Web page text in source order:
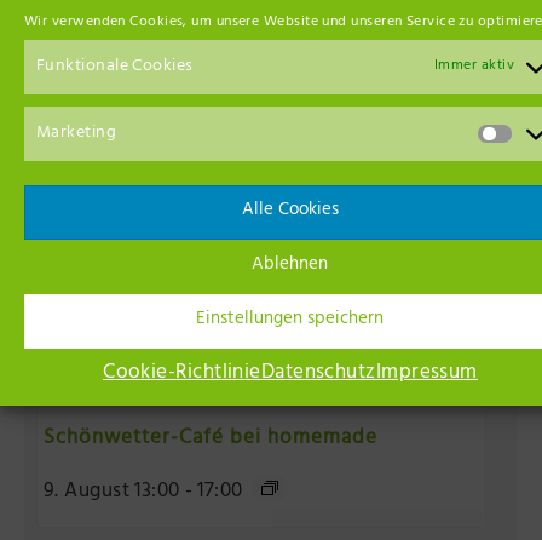
Wir verwenden Cookies, um unsere Website und unseren Service zu
Funktionale Cookies Immer aktiv
Marketing
Alle Cookies
Ablehnen
Einstellungen speichern
Cookie-RichtlinieDatenschutzImpressum
Schönwetter-Café bei homemade
9. August 13:00-17:00